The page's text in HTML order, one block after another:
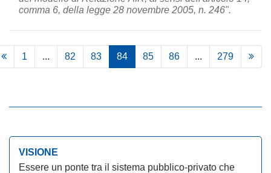
comma 6, della legge 28 novembre 2005, n. 246".
1 ... 82 83 84 85 86 ... 279
VISIONE
Essere un ponte tra il sistema pubblico-privato che